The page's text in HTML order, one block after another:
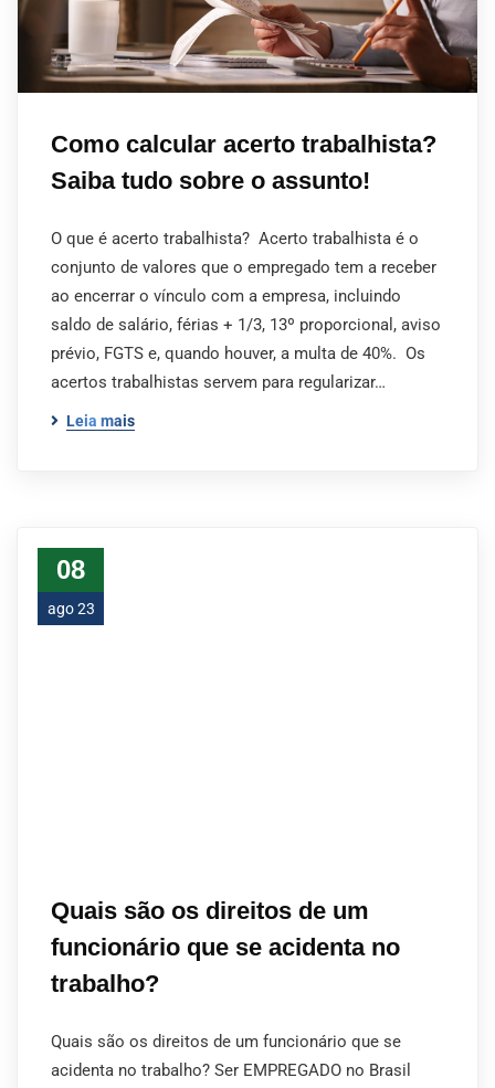
Como calcular acerto trabalhista?
Saiba tudo sobre o assunto!
O que é acerto trabalhista? Acerto trabalhista é o
conjunto de valores que o empregado tem a receber
ao encerrar o vínculo com a empresa, incluindo
saldo de salário, férias + 1/3, 13º proporcional, aviso
prévio, FGTS e, quando houver, a multa de 40%. Os
acertos trabalhistas servem para regularizar…
Leia mais
08
ago 23
Quais são os direitos de um
funcionário que se acidenta no
trabalho?
Quais são os direitos de um funcionário que se
acidenta no trabalho? Ser EMPREGADO no Brasil